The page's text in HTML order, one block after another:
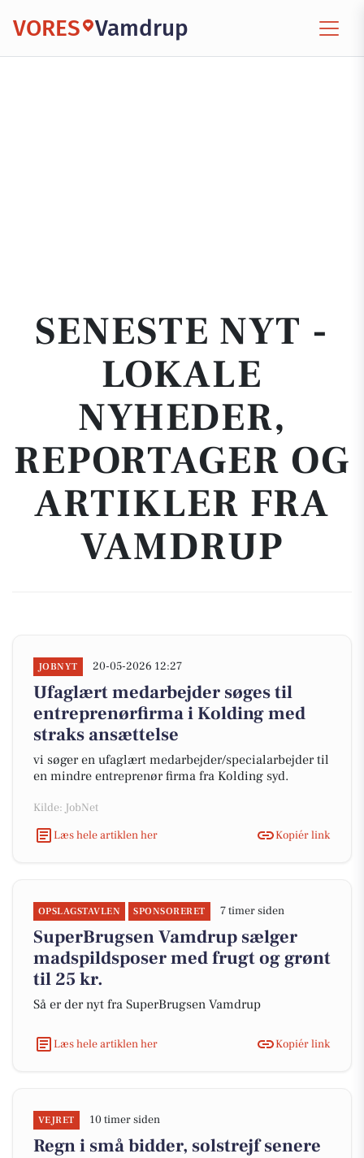
VORES Vamdrup
SENESTE NYT -
LOKALE
NYHEDER,
REPORTAGER OG
ARTIKLER FRA
VAMDRUP
JOBNYT 20-05-2026 12:27
Ufaglært medarbejder søges til
entreprenørfirma i Kolding med
straks ansættelse
vi søger en ufaglært medarbejder/specialarbejder til
en mindre entreprenør firma fra Kolding syd.
Kilde: JobNet
Læs hele artiklen her
Kopiér link
OPSLAGSTAVLEN SPONSORERET 7 timer siden
SuperBrugsen Vamdrup sælger
madspildsposer med frugt og grønt
til 25 kr.
Så er der nyt fra SuperBrugsen Vamdrup
Læs hele artiklen her Kopiér link
VEJRET 10 timer siden
Regn i små bidder, solstrejf senere